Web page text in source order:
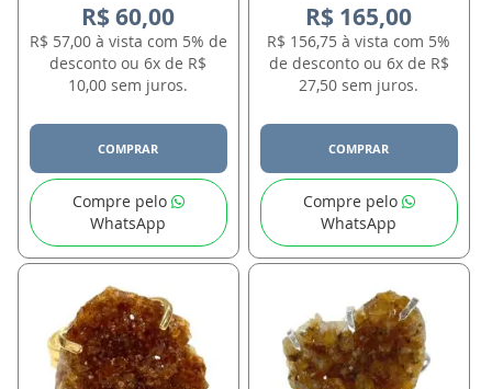
R$ 60,00
R$ 57,00 à vista com 5% de
desconto ou 6x de R$
10,00 sem juros.
COMPRAR
Compre pelo
WhatsApp
R$ 165,00
R$ 156,75 à vista com 5%
de desconto ou 6x de R$
27,50 sem juros.
COMPRAR
Compre pelo
WhatsApp